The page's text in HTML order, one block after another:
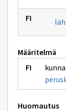
Määritelmä
Huomautus